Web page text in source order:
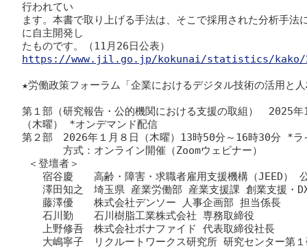
行われてい
ます。本書で取り上げる手法は、そこで採用された分析手法
に自主開発し
https://www.jil.go.jp/kokunai/statistics/kako/
★労働政策フォーラム「企業におけるデジタル技術の活用と
第１部（研究報告・公的機関における支援の取組）　2025
（木曜） *オンデマンド配信
第２部　2026年１月８日（木曜）13時50分～16時30分 *ラ
方式：オンライン開催（Zoomウェビナー）
宿谷慶　　高齢・障害・求職者雇用支援機構（JEED）
澤田知之　埼玉県 産業労働部 産業支援課 創業支援・
藤澤優　　株式会社デンソー 人事企画部 担当係長
石川勤　　石川樹脂工業株式会社 専務取締役
上野修吾　株式会社ボナファイド 代表取締役社長
大嶋寧子　リクルートワークス研究所 研究センター第１